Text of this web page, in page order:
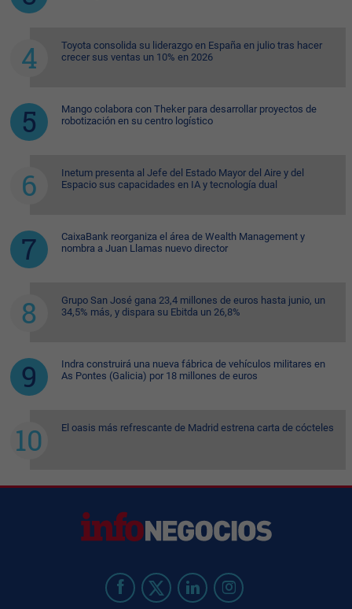
Toyota consolida su liderazgo en España en julio tras hacer
crecer sus ventas un 10% en 2026
Mango colabora con Theker para desarrollar proyectos de
robotización en su centro logístico
Inetum presenta al Jefe del Estado Mayor del Aire y del
Espacio sus capacidades en IA y tecnología dual
CaixaBank reorganiza el área de Wealth Management y
nombra a Juan Llamas nuevo director
Grupo San José gana 23,4 millones de euros hasta junio, un
34,5% más, y dispara su Ebitda un 26,8%
Indra construirá una nueva fábrica de vehículos militares en
As Pontes (Galicia) por 18 millones de euros
El oasis más refrescante de Madrid estrena carta de cócteles